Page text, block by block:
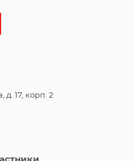
д. 17, корп. 2